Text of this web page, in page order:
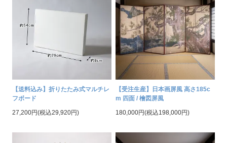
【送料込み】折りたたみ式マルチレ
フボード
27,200円(税込29,920円)
【受注生産】日本画屏風 高さ185c
m 四面 / 檜図屏風
180,000円(税込198,000円)